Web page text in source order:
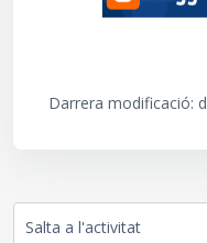
Darrera modificació: